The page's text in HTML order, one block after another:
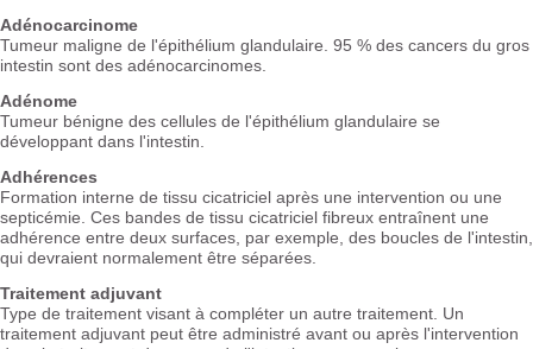
Adénocarcinome
Tumeur maligne de l'épithélium glandulaire. 95 % des cancers du gros
intestin sont des adénocarcinomes.
Adénome
Tumeur bénigne des cellules de l'épithélium glandulaire se
développant dans l'intestin.
Adhérences
Formation interne de tissu cicatriciel après une intervention ou une
septicémie. Ces bandes de tissu cicatriciel fibreux entraînent une
adhérence entre deux surfaces, par exemple, des boucles de l'intestin,
qui devraient normalement être séparées.
Traitement adjuvant
Type de traitement visant à compléter un autre traitement. Un
traitement adjuvant peut être administré avant ou après l'intervention